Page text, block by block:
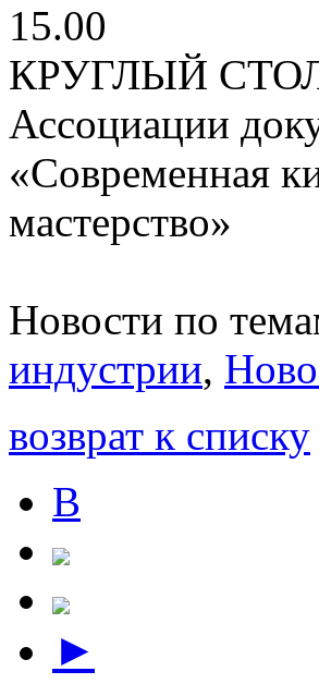
15.00
КРУГЛЫЙ СТОЛ
Ассоциации
«Современная
мастерство»
Новости по
индустрии,
возврат к списку
В
►